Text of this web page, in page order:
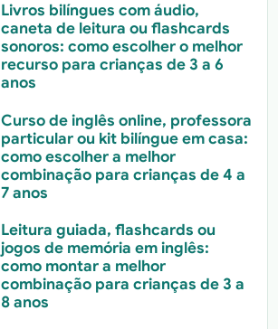
Livros bilíngues com áudio,
caneta de leitura ou flashcards
sonoros: como escolher o melhor
recurso para crianças de 3 a 6
anos
Curso de inglês online, professora
particular ou kit bilíngue em casa:
como escolher a melhor
combinação para crianças de 4 a
7 anos
Leitura guiada, flashcards ou
jogos de memória em inglês:
como montar a melhor
combinação para crianças de 3 a
8 anos